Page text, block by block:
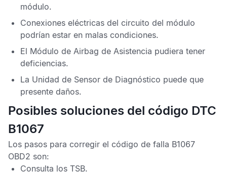
módulo.
Conexiones eléctricas del circuito del módulo
podrían estar en malas condiciones.
El Módulo de Airbag de Asistencia pudiera tener
deficiencias.
La Unidad de Sensor de Diagnóstico puede que
presente daños.
Posibles soluciones del código DTC
B1067
Los pasos para corregir el código de falla B1067
OBD2 son:
Consulta los TSB.